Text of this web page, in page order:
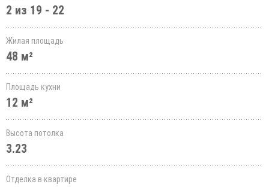
2 из 19 - 22
Жилая площадь
48 м²
Площадь кухни
12 м²
Высота потолка
3.23
Отделка в квартире